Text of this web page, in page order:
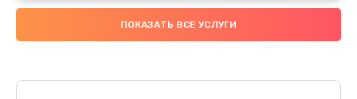
Комплексная чистка
Заказать
ПОКАЗАТЬ ВСЕ УСЛУГИ